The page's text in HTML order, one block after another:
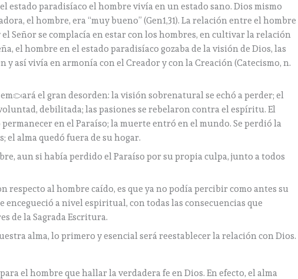
estado paradisíaco el hombre vivía en un estado sano. Dios mismo
el hombre, era “muy bueno” (Gen1,31). La relación entre el hombre
Señor se complacía en estar con los hombres, en cultivar la relación
el hombre en el estado paradisíaco gozaba de la visión de Dios, las
y así vivía en armonía con el Creador y con la Creación (Catecismo, n.
el gran desorden: la visión sobrenatural se echó a perder; el
debilitada; las pasiones se rebelaron contra el espíritu. El
en el Paraíso; la muerte entró en el mundo. Se perdió la
el alma quedó fuera de su hogar.
aun si había perdido el Paraíso por su propia culpa, junto a todos
respecto al hombre caído, es que ya no podía percibir como antes su
encegueció a nivel espiritual, con todas las consecuencias que
de la Sagrada Escritura.
alma, lo primero y esencial será reestablecer la relación con Dios.
el hombre que hallar la verdadera fe en Dios. En efecto, el alma